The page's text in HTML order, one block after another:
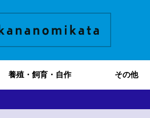
養殖・飼育・自作 その他